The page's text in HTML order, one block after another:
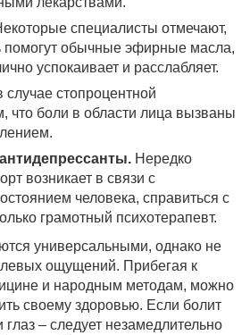
специалисты отмечают,
помогут обычные эфирные масла,
успокаивает и расслабляет.
случае стопроцентной
что боли в области лица вызваны
Нередко
возникает в связи с
человека, справиться с
грамотный психотерапевт.
универсальными, однако не
ощущений. Прибегая к
и народным методам, можно
своему здоровью. Если болит
– следует незамедлительно